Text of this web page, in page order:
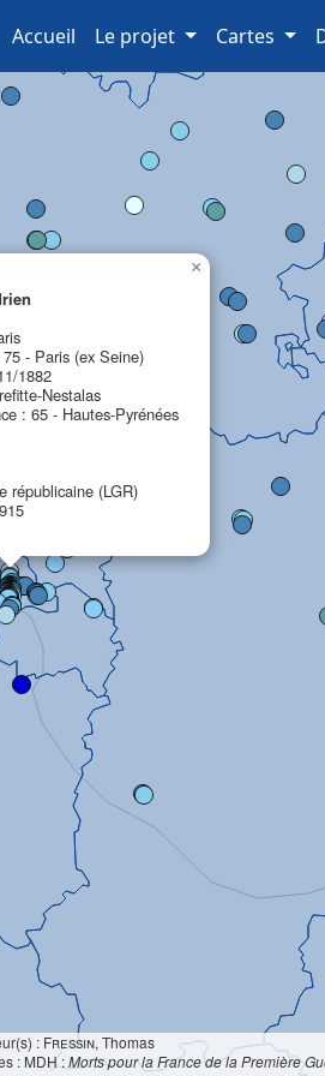
Accueil (current)
Le projet Cartes
- Paris (ex Seine)
1882
Nestalas
: 65 - Hautes-Pyrénées
républicaine (LGR)
×
: Fressin, Thomas
: MDH :Morts pour la France de la Première